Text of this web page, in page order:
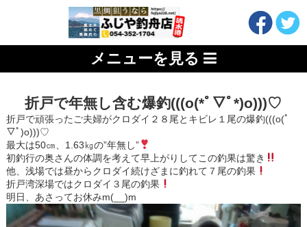
メニューを見る
折戸で年無し含む爆釣(((o(*ﾟ▽ﾟ*)o)))♡
折戸で頑張ったご夫婦がクロダイ２８尾とキビレ１尾の爆釣(((o(ﾟ
▽ﾟ)o)))♡
最大は50㎝、1.63㎏の”年無し”
初釣行の奥さんの体調を考えて早上がりしてこの釣果は驚き
他、浅場では昼からクロダイ続けざまに釣れて７尾の釣果
折戸湾深場ではクロダイ３尾の釣果
明日、あさってお休みm(__)m